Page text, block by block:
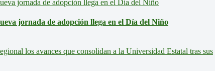
jornada de adopción llega en el Día del Niño